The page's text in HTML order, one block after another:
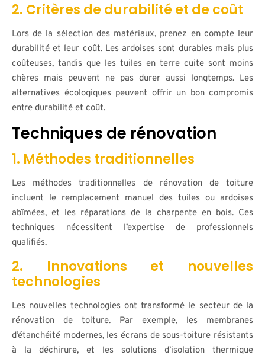
2. Critères de durabilité et de coût
Lors de la sélection des matériaux, prenez en compte leur
durabilité et leur coût. Les ardoises sont durables mais plus
coûteuses, tandis que les tuiles en terre cuite sont moins
chères mais peuvent ne pas durer aussi longtemps. Les
alternatives écologiques peuvent offrir un bon compromis
entre durabilité et coût.
Techniques de rénovation
1. Méthodes traditionnelles
Les méthodes traditionnelles de rénovation de toiture
incluent le remplacement manuel des tuiles ou ardoises
abîmées, et les réparations de la charpente en bois. Ces
techniques nécessitent l’expertise de professionnels
qualifiés.
2. Innovations et nouvelles
technologies
Les nouvelles technologies ont transformé le secteur de la
rénovation de toiture. Par exemple, les membranes
d’étanchéité modernes, les écrans de sous-toiture résistants
à la déchirure, et les solutions d’isolation thermique